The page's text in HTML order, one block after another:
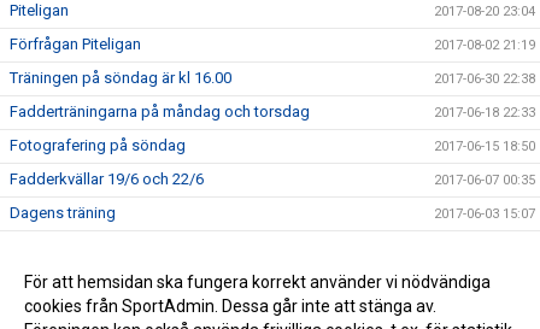
Piteligan 2017-08-20 23:04
Förfrågan Piteligan 2017-08-02 21:19
Träningen på söndag är kl 16.00 2017-06-30 22:38
Fadderträningarna på måndag och torsdag 2017-06-18 22:33
Fotografering på söndag 2017-06-15 18:50
Fadderkvällar 19/6 och 22/6 2017-06-07 00:35
Dagens träning 2017-06-03 15:07
Anmäl ditt barn här 2017-05-11 17:17
Välkomna till upptaktsträff för föräldrar till barn födda 2011 2017-04-24 12:30
För att hemsidan ska fungera korrekt använder vi nödvändiga
cookies från SportAdmin. Dessa går inte att stänga av.